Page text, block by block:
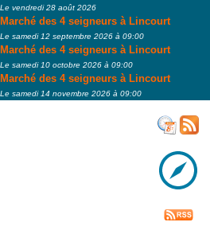
Le vendredi 28 août 2026
Marché des 4 seigneurs à Lincourt
Le samedi 12 septembre 2026 à 09:00
Marché des 4 seigneurs à Lincourt
Le samedi 10 octobre 2026 à 09:00
Marché des 4 seigneurs à Lincourt
Le samedi 14 novembre 2026 à 09:00